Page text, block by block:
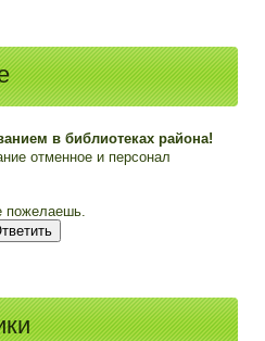
в библиотеках района!
отменное и персонал
пожелаешь.